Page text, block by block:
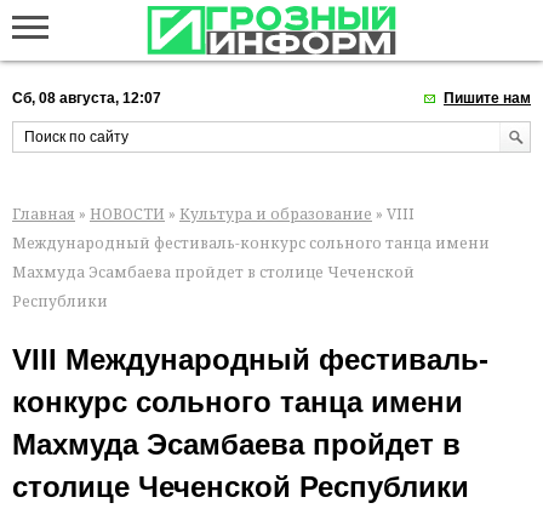
Сб, 08 августа, 12:07 Пишите нам
Главная » НОВОСТИ » Культура и образование » VIII
Международный фестиваль-конкурс сольного танца имени
Махмуда Эсамбаева пройдет в столице Чеченской
Республики
VIII Международный фестиваль-
конкурс сольного танца имени
Махмуда Эсамбаева пройдет в
столице Чеченской Республики